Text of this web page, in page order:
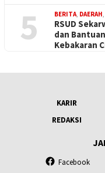
5 BERITA DAERAH
RSUD
dan
Kebakaran
KARIR
REDAKSI
Facebook